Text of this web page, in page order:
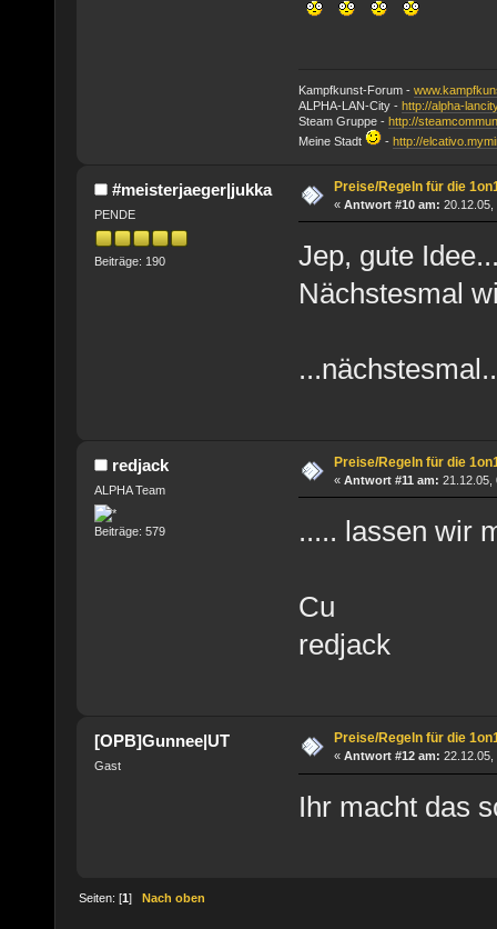
Kampfkunst-Forum -
ALPHA-LAN-City - http://alpha-
Steam Gruppe - http://
Meine Stadt
- http://
#meisterjaeger|jukka
PENDE
Beiträge: 190
Preise/Regeln für die
« Antwort #10 am: 20.12.05,
Jep, gute
Nächstesmal
redjack
ALPHA Team
Beiträge: 579
Preise/Regeln für die
« Antwort #11 am: 21.12.05,
..... lassen wir
Cu
redjack
[OPB]Gunnee|UT
Gast
Preise/Regeln für die
« Antwort #12 am: 22.12.05,
Ihr macht das
Seiten: [1] Nach oben